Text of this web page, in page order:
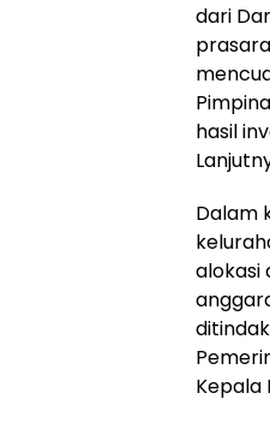
dari
hasil
Dalam
alokasi
Kepala